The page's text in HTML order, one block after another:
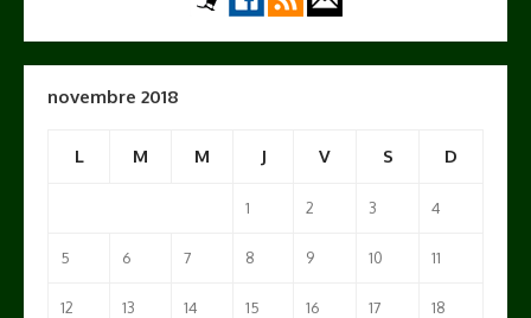
novembre 2018
L M M J V S D
1 2 3 4
5 6 7 8 9 10 11
12 13 14 15 16 17 18